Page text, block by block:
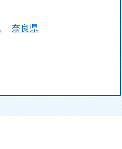
奈良県